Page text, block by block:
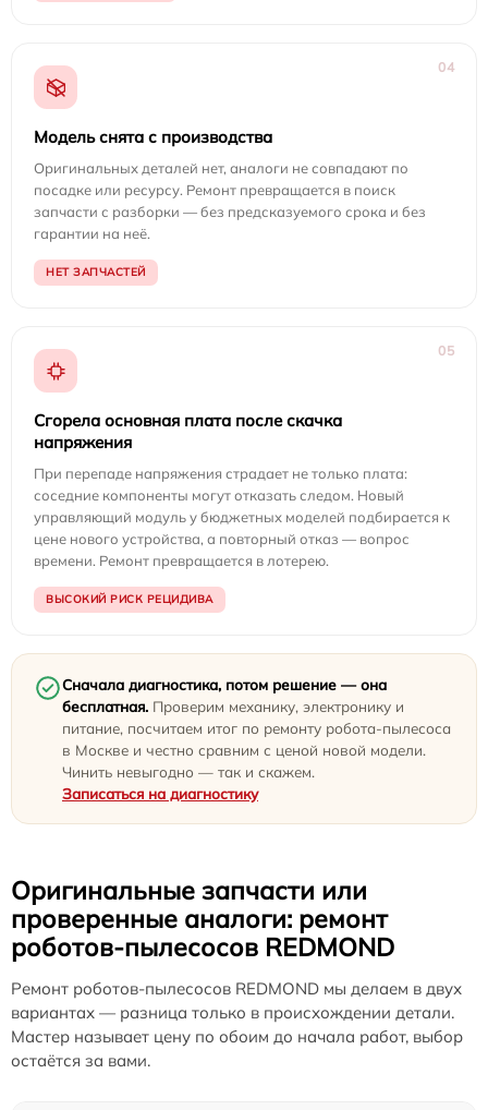
04
Модель снята с производства
Оригинальных деталей нет, аналоги не совпадают по
посадке или ресурсу. Ремонт превращается в поиск
запчасти с разборки — без предсказуемого срока и без
гарантии на неё.
НЕТ ЗАПЧАСТЕЙ
05
Сгорела основная плата после скачка
напряжения
При перепаде напряжения страдает не только плата:
соседние компоненты могут отказать следом. Новый
управляющий модуль у бюджетных моделей подбирается к
цене нового устройства, а повторный отказ — вопрос
времени. Ремонт превращается в лотерею.
ВЫСОКИЙ РИСК РЕЦИДИВА
Сначала диагностика, потом решение — она
бесплатная. Проверим механику, электронику и
питание, посчитаем итог по ремонту робота-пылесоса
в Москве и честно сравним с ценой новой модели.
Чинить невыгодно — так и скажем.
Записаться на диагностику
Оригинальные запчасти или
проверенные аналоги: ремонт
роботов-пылесосов REDMOND
Ремонт роботов-пылесосов REDMOND мы делаем в двух
вариантах — разница только в происхождении детали.
Мастер называет цену по обоим до начала работ, выбор
остаётся за вами.